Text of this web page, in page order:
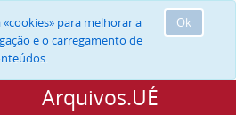
Ok
para melhorar a
e o carregamento de
Arquivos.UÉ